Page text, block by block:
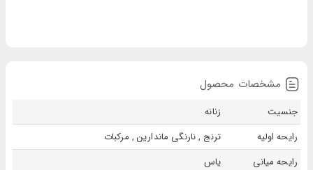
مشخصات محصول
جنسیت
زنانه
رایحه اولیه
ترنج , نارنگی ماندارین , مرکبات
رایحه میانی
یاس